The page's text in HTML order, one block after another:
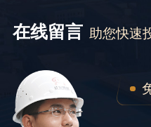
在线留言 助您快速